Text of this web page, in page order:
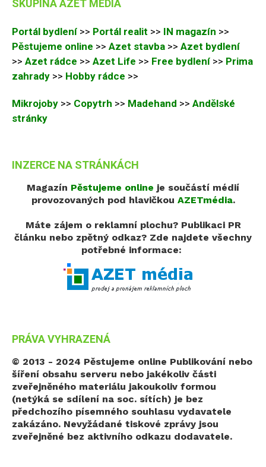
SKUPINA AZET MÉDIA
Portál bydlení >> Portál realit >> IN magazín >>
Pěstujeme online >> Azet stavba >> Azet bydlení
>> Azet rádce >> Azet Life >> Free bydlení >> Prima
zahrady >> Hobby rádce >>
Mikrojoby >> Copytrh >> Madehand >> Andělské
stránky
INZERCE NA STRÁNKÁCH
Magazín Pěstujeme online je součástí médií
provozovaných pod hlavičkou AZETmédia.
Máte zájem o reklamní plochu? Publikaci PR
článku nebo zpětný odkaz? Zde najdete všechny
potřebné informace:
PRÁVA VYHRAZENÁ
© 2013 - 2024 Pěstujeme online Publikování nebo
šíření obsahu serveru nebo jakékoliv části
zveřejněného materiálu jakoukoliv formou
(netýká se sdílení na soc. sítích) je bez
předchozího písemného souhlasu vydavatele
zakázáno. Nevyžádané tiskové zprávy jsou
zveřejněné bez aktivního odkazu dodavatele.